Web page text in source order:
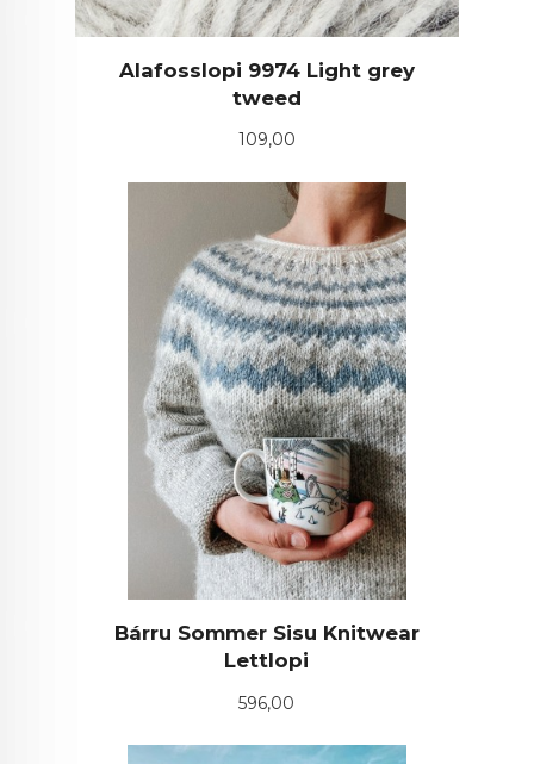
Alafosslopi 9974 Light grey
tweed
Pris
109,00
Bárru Sommer Sisu Knitwear
Lettlopi
Pris
596,00